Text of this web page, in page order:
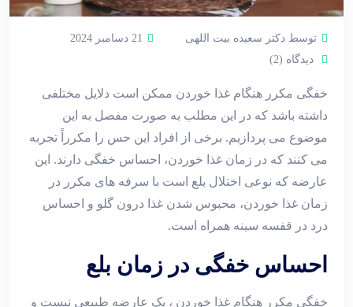
توسط دکتر سعیده بیت اللهی
21 دسامبر 2024
دیدگاه (2)
خفگی مکرر هنگام غذا خوردن ممکن است دلایل مختلفی
داشته باشد که در این مطلب به صورت مفصل به این
موضوع می پردازیم. برخی از افراد این حس را مکرراً تجربه
می کنند که در زمان غذا خوردن، احساس خفگی دارند. این
عارضه که نوعی اختلال بلع است با سرفه های مکرر در
زمان غذا خوردن، محبوس شدن غذا درون گلو و احساس
درد در قفسه سینه همراه است.
احساس خفگی در زمان بلع
خفگی مکرر هنگام غذا خوردن ، یک عارضه طبیعی نیست و